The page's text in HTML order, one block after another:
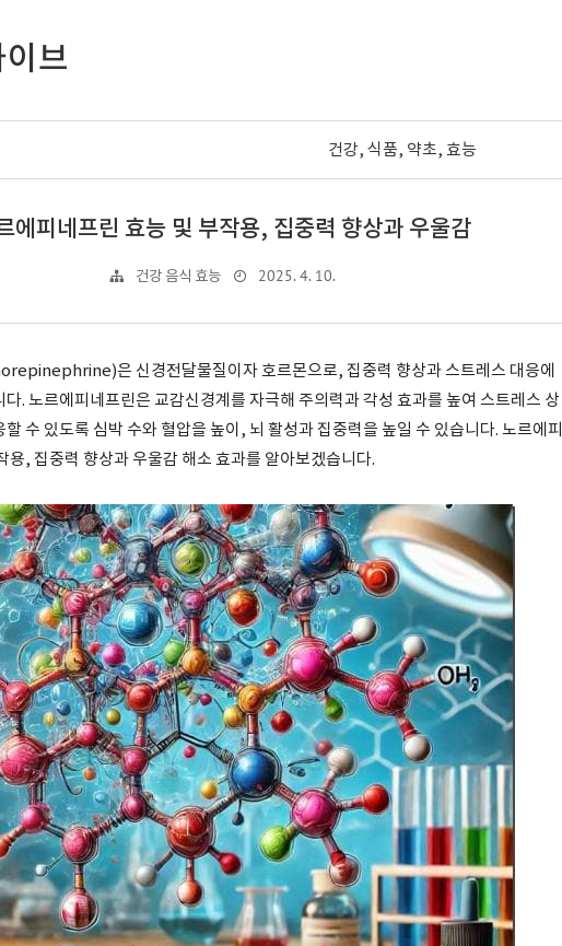
브
건강, 식품, 약초, 효능
에피네프린 효능 및 부작용, 집중력 향상과 우울감
건강 음식 효능 2025. 4. 10.
은 신경전달물질이자 호르몬으로, 집중력 향상과 스트레스 대응에
다. 노르에피네프린은 교감신경계를 자극해 주의력과 각성 효과를 높여 스트레스 상
수 있도록 심박 수와 혈압을 높이, 뇌 활성과 집중력을 높일 수 있습니다. 노르에피
용, 집중력 향상과 우울감 해소 효과를 알아보겠습니다.